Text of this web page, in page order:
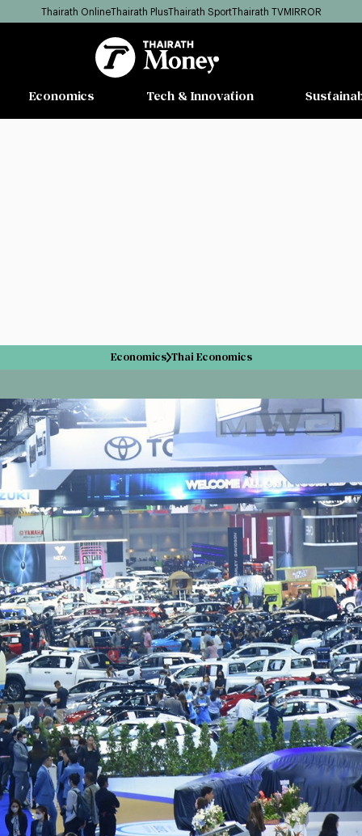
Thairath OnlineThairath PlusThairath SportThairath TVMIRROR
Economics Tech & Innovation
Economics Thai Economics